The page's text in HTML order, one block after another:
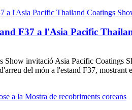
F37 a l'Asia Pacific
invitació Asia Pacific Coatings
del món a l'estand F37, mostrant